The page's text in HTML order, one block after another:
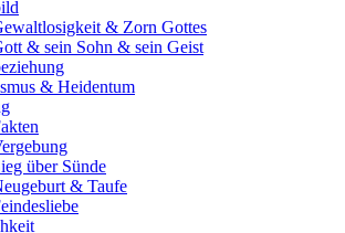
& Zorn Gottes
& sein Sohn & sein Geist
& Heidentum
über Sünde
& Taufe